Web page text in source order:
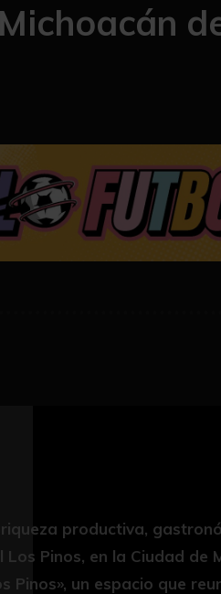
Michoacán
riqueza productiva,
Pinos, en la Ciudad de
Pinos», un espacio que